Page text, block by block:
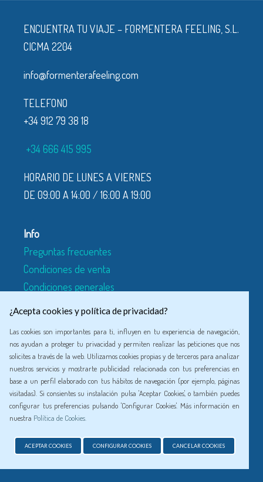
ENCUENTRA TU VIAJE – FORMENTERA FEELING, S.L.
CICMA 2204
info@formenterafeeling.com
TELEFONO
+34 912 79 38 18
+34 666 415 995
HORARIO DE LUNES A VIERNES
DE 09:00 A 14:00 / 16:00 A 19:00
Info
Preguntas frecuentes
Condiciones de venta
Condiciones generales
Legal
Política de COOKIES
Política de privacidad
Aviso legal
Redes Sociales
CONFIGURAR
COOKIES »
¿Acepta cookies y política de privacidad?
Las cookies son importantes para ti, influyen en tu experiencia de navegación,
nos ayudan a proteger tu privacidad y permiten realizar las peticiones que nos
solicites a través de la web. Utilizamos cookies propias y de terceros para analizar
nuestros servicios y mostrarte publicidad relacionada con tus preferencias en
base a un perfil elaborado con tus hábitos de navegación (por ejemplo, páginas
visitadas). Si consientes su instalación pulsa 'Aceptar Cookies', o también puedes
configurar tus preferencias pulsando 'Configurar Cookies'. Más información en
nuestra Política de Cookies.
ACEPTAR COOKIES CONFIGURAR COOKIES CANCELAR COOKIES